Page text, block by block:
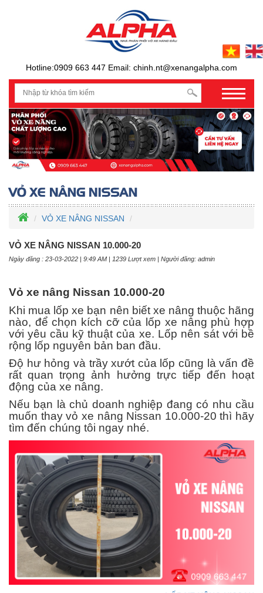
Hotline:0909 663 447 Email: chinh.nt@xenangalpha.com
prev
VỎ XE NÂNG NISSAN
VỎ XE NÂNG NISSAN 10.000-20
Ngày đăng : 23-03-2022 | 9:49 AM | 1239 Lượt xem | Người đăng: admin
Vỏ xe nâng Nissan 10.000-20
Khi mua lốp xe bạn nên biết xe nâng thuộc hãng
nào, để chọn kích cỡ của lốp xe nâng phù hợp
với yêu cầu kỹ thuật của xe. Lốp nên sát với bề
rộng lốp nguyên bản ban đầu.
Độ hư hỏng và trầy xướt của lốp cũng là vấn đề
rất quan trọng ảnh hưởng trực tiếp đến hoạt
động của xe nâng.
Nếu bạn là chủ doanh nghiệp đang có nhu cầu
muốn thay vỏ xe nâng Nissan 10.000-20 thì hãy
tìm đến chúng tôi ngay nhé.